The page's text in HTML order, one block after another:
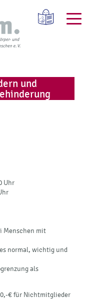
und
Uhr
Menschen mit
normal, wichtig und
als
€ für Nichtmitglieder